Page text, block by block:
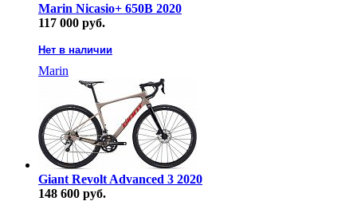
Marin Nicasio+ 650B 2020
117 000 руб.
Нет в наличии
Marin
Giant Revolt Advanced 3 2020
148 600 руб.